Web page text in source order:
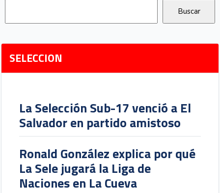
SELECCION
La Selección Sub-17 venció a El
Salvador en partido amistoso
Ronald González explica por qué
La Sele jugará la Liga de
Naciones en La Cueva